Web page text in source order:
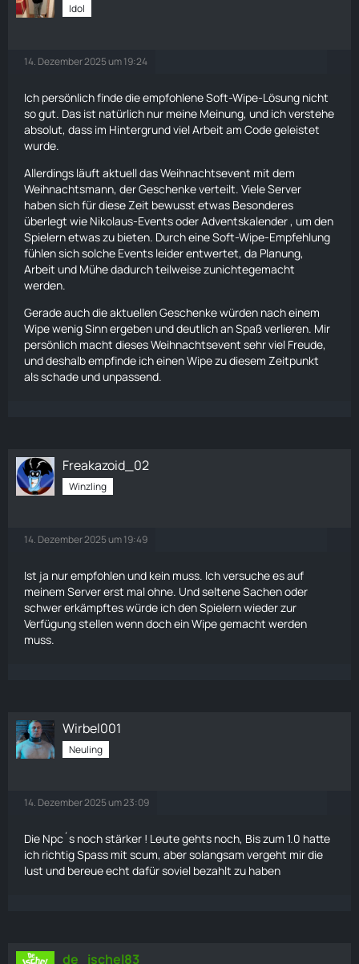
Idol
14. Dezember 2025 um 19:24
Ich persönlich finde die empfohlene Soft-Wipe-Lösung nicht
so gut. Das ist natürlich nur meine Meinung, und ich verstehe
absolut, dass im Hintergrund viel Arbeit am Code geleistet
wurde.
Allerdings läuft aktuell das Weihnachtsevent mit dem
Weihnachtsmann, der Geschenke verteilt. Viele Server
haben sich für diese Zeit bewusst etwas Besonderes
überlegt wie Nikolaus-Events oder Adventskalender , um den
Spielern etwas zu bieten. Durch eine Soft-Wipe-Empfehlung
fühlen sich solche Events leider entwertet, da Planung,
Arbeit und Mühe dadurch teilweise zunichtegemacht
werden.
Gerade auch die aktuellen Geschenke würden nach einem
Wipe wenig Sinn ergeben und deutlich an Spaß verlieren. Mir
persönlich macht dieses Weihnachtsevent sehr viel Freude,
und deshalb empfinde ich einen Wipe zu diesem Zeitpunkt
als schade und unpassend.
Freakazoid_02
Winzling
14. Dezember 2025 um 19:49
Ist ja nur empfohlen und kein muss. Ich versuche es auf
meinem Server erst mal ohne. Und seltene Sachen oder
schwer erkämpftes würde ich den Spielern wieder zur
Verfügung stellen wenn doch ein Wipe gemacht werden
muss.
Wirbel001
Neuling
14. Dezember 2025 um 23:09
Die Npc´s noch stärker ! Leute gehts noch, Bis zum 1.0 hatte
ich richtig Spass mit scum, aber solangsam vergeht mir die
lust und bereue echt dafür soviel bezahlt zu haben
de_ischel83